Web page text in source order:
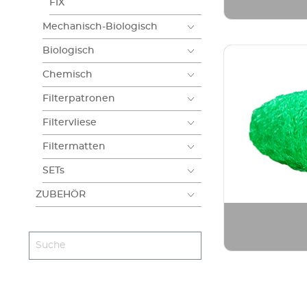
FIX
Mechanisch-Biologisch
Biologisch
Chemisch
Filterpatronen
Filtervliese
Filtermatten
SETs
ZUBEHÖR